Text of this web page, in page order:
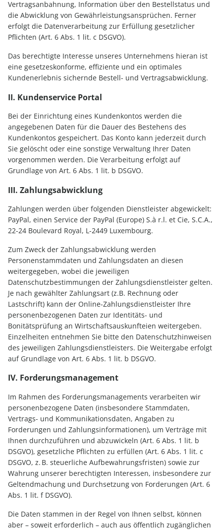
Vertragsanbahnung, Information über den Bestellstatus und
die Abwicklung von Gewährleistungsansprüchen. Ferner
erfolgt die Datenverarbeitung zur Erfüllung gesetzlicher
Pflichten (Art. 6 Abs. 1 lit. c DSGVO).
Das berechtigte Interesse unseres Unternehmens hieran ist
eine gesetzeskonforme, effiziente und ein optimales
Kundenerlebnis sichernde Bestell- und Vertragsabwicklung.
II. Kundenservice Portal
Bei der Einrichtung eines Kundenkontos werden die
angegebenen Daten für die Dauer des Bestehens des
Kundenkontos gespeichert. Das Konto kann jederzeit durch
Sie gelöscht oder eine sonstige Verwaltung Ihrer Daten
vorgenommen werden. Die Verarbeitung erfolgt auf
Grundlage von Art. 6 Abs. 1 lit. b DSGVO.
III. Zahlungsabwicklung
Zahlungen werden über folgenden Dienstleister abgewickelt:
PayPal, einen Service der PayPal (Europe) S.à r.l. et Cie, S.C.A.,
22-24 Boulevard Royal, L-2449 Luxembourg.
Zum Zweck der Zahlungsabwicklung werden
Personenstammdaten und Zahlungsdaten an diesen
weitergegeben, wobei die jeweiligen
Datenschutzbestimmungen der Zahlungsdienstleister gelten.
Je nach gewählter Zahlungsart (z.B. Rechnung oder
Lastschrift) kann der Online-Zahlungsdienstleister Ihre
personenbezogenen Daten zur Identitäts- und
Bonitätsprüfung an Wirtschaftsauskunfteien weitergeben.
Einzelheiten entnehmen Sie bitte den Datenschutzhinweisen
des jeweiligen Zahlungsdienstleisters. Die Weitergabe erfolgt
auf Grundlage von Art. 6 Abs. 1 lit. b DSGVO.
IV. Forderungsmanagement
Im Rahmen des Forderungsmanagements verarbeiten wir
personenbezogene Daten (insbesondere Stammdaten,
Vertrags- und Kommunikationsdaten, Angaben zu
Forderungen und Zahlungsinformationen), um Verträge mit
Ihnen durchzuführen und abzuwickeln (Art. 6 Abs. 1 lit. b
DSGVO), gesetzliche Pflichten zu erfüllen (Art. 6 Abs. 1 lit. c
DSGVO, z. B. steuerliche Aufbewahrungsfristen) sowie zur
Wahrung unserer berechtigten Interessen, insbesondere zur
Geltendmachung und Durchsetzung von Forderungen (Art. 6
Abs. 1 lit. f DSGVO).
Die Daten stammen in der Regel von Ihnen selbst, können
aber – soweit erforderlich – auch aus öffentlich zugänglichen